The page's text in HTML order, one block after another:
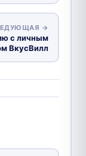
→
с личным
ВкусВилл